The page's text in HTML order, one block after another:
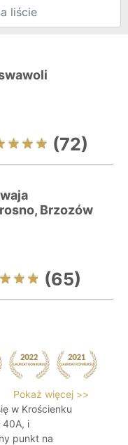
(72)
Brzozów
(65)
Pokaż więcej >>
w Krościenku
40A, i
punkt na